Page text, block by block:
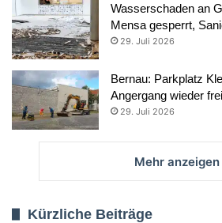
Wasserschaden an
Mensa gesperrt,
29. Juli 2026
Bernau: Parkplatz
Angergang wieder
29. Juli 2026
Mehr anzeigen
Kürzliche Beiträge